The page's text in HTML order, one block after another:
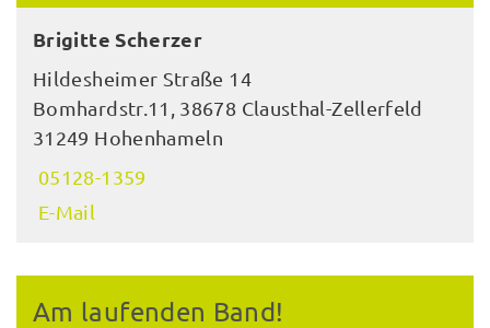
Brigitte Scherzer
Hildesheimer Straße 14
Bomhardstr.11, 38678 Clausthal-Zellerfeld
31249 Hohenhameln
05128-1359
E-Mail
Am laufenden Band!